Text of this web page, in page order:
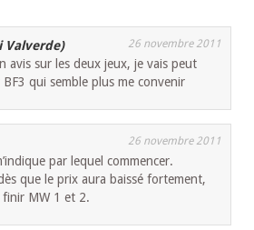
Valverde) 26 novembre 2011
avis sur les deux jeux, je vais peut
qui semble plus me convenir
26 novembre 2011
par lequel commencer.
que le prix aura baissé fortement,
MW 1 et 2.